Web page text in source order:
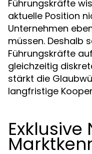
Führungskräfte
aktuelle Position
Unternehmen
müssen. Deshalb
Führungskräfte
gleichzeitig
stärkt die
langfristige
Exklusive